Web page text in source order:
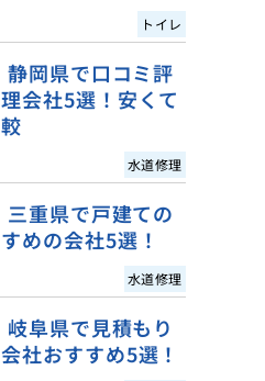
トイレ
静岡県で口コミ評
会社5選！安くて
水道修理
三重県で戸建ての
めの会社5選！
水道修理
岐阜県で見積もり
社おすすめ5選！